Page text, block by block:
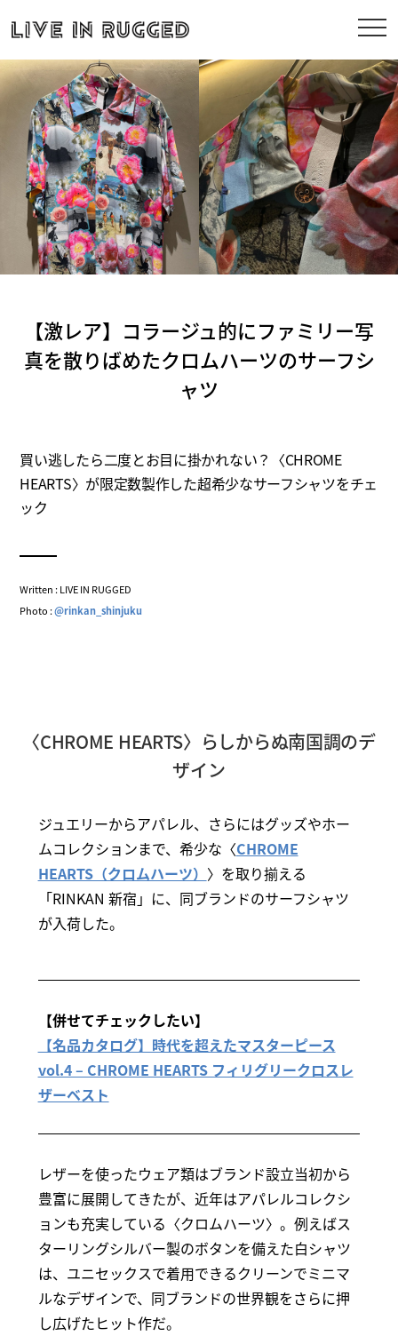
【激レア】コラージュ的にファミリー写
真を散りばめたクロムハーツのサーフシ
ャツ
買い逃したら二度とお目に掛かれない？〈CHROME
HEARTS〉が限定数製作した超希少なサーフシャツをチェ
ック
Written : LIVE IN RUGGED
Photo :@rinkan_shinjuku
〈CHROME HEARTS〉らしからぬ南国調のデ
ザイン
ジュエリーからアパレル、さらにはグッズやホー
ムコレクションまで、希少な〈CHROME
HEARTS（クロムハーツ） 〉を取り揃える
「RINKAN 新宿」に、同ブランドのサーフシャツ
が入荷した。
【併せてチェックしたい】
【名品カタログ】時代を超えたマスターピース
vol.4 – CHROME HEARTS フィリグリークロスレ
ザーベスト
レザーを使ったウェア類はブランド設立当初から
豊富に展開してきたが、近年はアパレルコレクシ
ョンも充実している〈クロムハーツ〉。例えばス
ターリングシルバー製のボタンを備えた白シャツ
は、ユニセックスで着用できるクリーンでミニマ
ルなデザインで、同ブランドの世界観をさらに押
し広げたヒット作だ。